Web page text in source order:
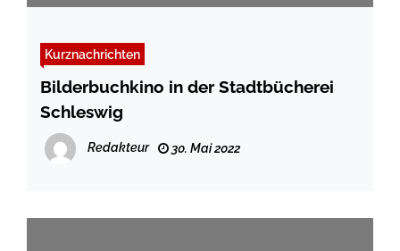
Kurznachrichten
Bilderbuchkino in der Stadtbücherei
Schleswig
Redakteur 30. Mai 2022